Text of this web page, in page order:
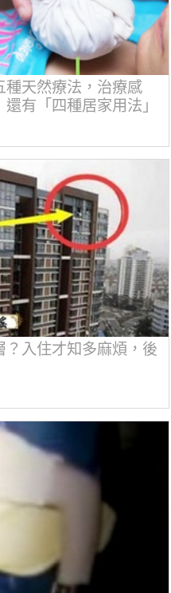
種天然療法，治療感
有「四種居家用法」
入住才知多麻煩，後